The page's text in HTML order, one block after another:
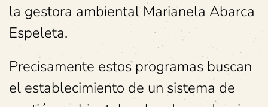
la gestora ambiental Marianela Abarca
Espeleta.
Precisamente estos programas buscan
el establecimiento de un sistema de